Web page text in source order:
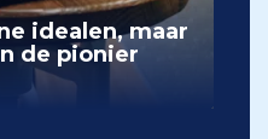
idealen, maar
de pionier